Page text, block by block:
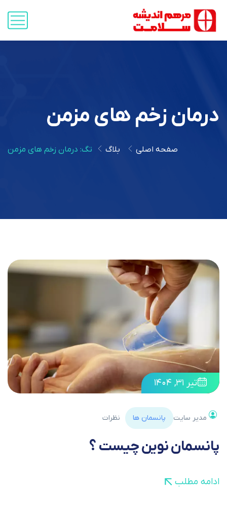
درمان زخم های مزمن
صفحه اصلی بلاگ تگ: درمان زخم های مزمن
تیر ۳۱, ۱۴۰۴
مدیر سایت پانسمان ها نظرات
پانسمان نوین چیست ؟
ادامه مطلب